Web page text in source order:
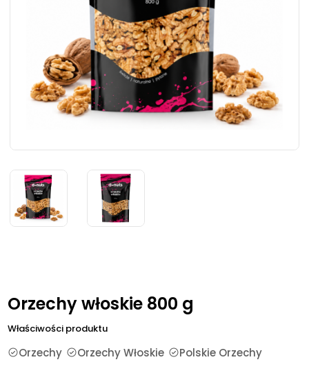
Orzechy włoskie 800 g
Właściwości produktu
Orzechy Orzechy Włoskie Polskie Orzechy